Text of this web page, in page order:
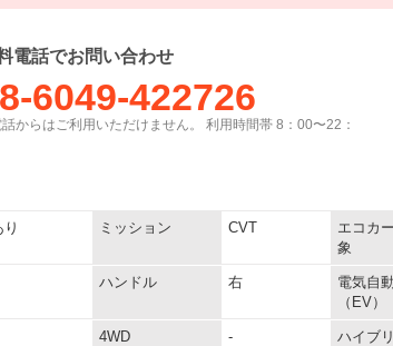
電話でお問い合わせ
6049-422726
からはご利用いただけません。 利用時間帯 8：00〜22：
り ミッション CVT
エコカ
象
ハンドル 右
電気自
（EV）
4WD -
ハイブ